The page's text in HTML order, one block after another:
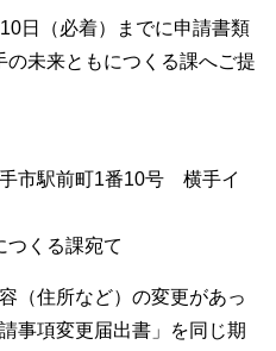
日（必着）までに申請書類
未来ともにつくる課へご提
市駅前町1番10号 横手イ
つくる課宛て
（住所など）の変更があっ
事項変更届出書」を同じ期